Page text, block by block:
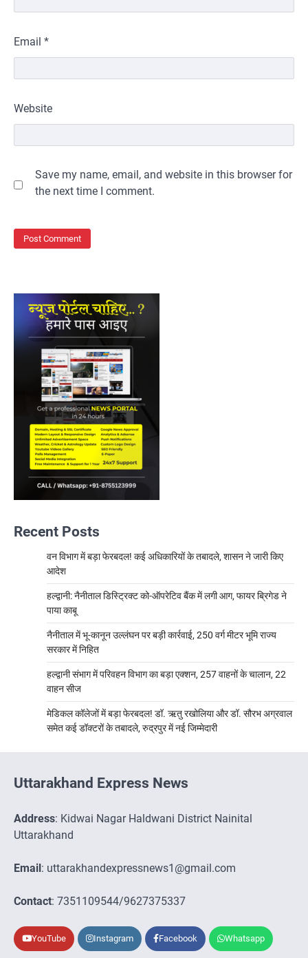
Email *
Website
Save my name, email, and website in this browser for
the next time I comment.
Recent Posts
वन विभाग में बड़ा फेरबदल! कई अधिकारियों के तबादले, शासन ने जारी किए
आदेश
हल्द्वानी: नैनीताल डिस्ट्रिक्ट को-ऑपरेटिव बैंक में लगी आग, फायर ब्रिगेड ने
पाया काबू
नैनीताल में भू-कानून उल्लंघन पर बड़ी कार्रवाई, 250 वर्ग मीटर भूमि राज्य
सरकार में निहित
हल्द्वानी संभाग में परिवहन विभाग का बड़ा एक्शन, 257 वाहनों के चालान, 22
वाहन सीज
मेडिकल कॉलेजों में बड़ा फेरबदल! डॉ. ऋतु रखोलिया और डॉ. सौरभ अग्रवाल
समेत कई डॉक्टरों के तबादले, रुद्रपुर में नई जिम्मेदारी
Uttarakhand Express News
Address: Kidwai Nagar Haldwani District Nainital
Uttarakhand
Email : uttarakhandexpressnews1@gmail.com
Contact: 7351109544/9627375337
YouTube Instagram Facebook Whatsapp